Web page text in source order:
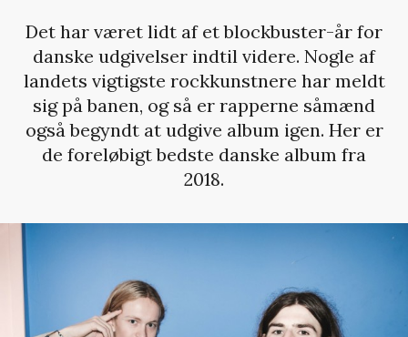
Det har været lidt af et blockbuster-år for
danske udgivelser indtil videre. Nogle af
landets vigtigste rockkunstnere har meldt
sig på banen, og så er rapperne såmænd
også begyndt at udgive album igen. Her er
de foreløbigt bedste danske album fra
2018.